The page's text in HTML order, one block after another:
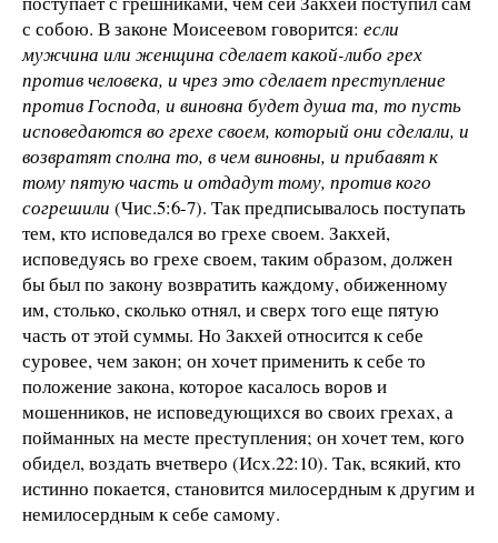
с собою. В законе Моисеевом говорится: если
мужчина или женщина сделает какой-либо грех
против человека, и чрез это сделает преступление
против Господа, и виновна будет душа та, то пусть
исповедаются во грехе своем, который они сделали, и
возвратят сполна то, в чем виновны, и прибавят к
тому пятую часть и отдадут тому, против кого
согрешили (Чис.5:6-7). Так предписывалось поступать
тем, кто исповедался во грехе своем. Закхей,
исповедуясь во грехе своем, таким образом, должен
бы был по закону возвратить каждому, обиженному
им, столько, сколько отнял, и сверх того еще пятую
часть от этой суммы. Но Закхей относится к себе
суровее, чем закон; он хочет применить к себе то
положение закона, которое касалось воров и
мошенников, не исповедующихся во своих грехах, а
пойманных на месте преступления; он хочет тем, кого
обидел, воздать вчетверо (Исх.22:10). Так, всякий, кто
истинно покается, становится милосердным к другим и
немилосердным к себе самому.